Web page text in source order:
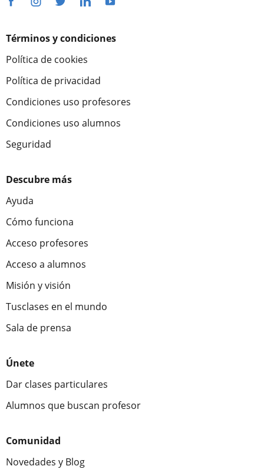
Términos y condiciones
Política de cookies
Política de privacidad
Condiciones uso profesores
Condiciones uso alumnos
Seguridad
Descubre más
Ayuda
Cómo funciona
Acceso profesores
Acceso a alumnos
Misión y visión
Tusclases en el mundo
Sala de prensa
Únete
Dar clases particulares
Alumnos que buscan profesor
Comunidad
Novedades y Blog